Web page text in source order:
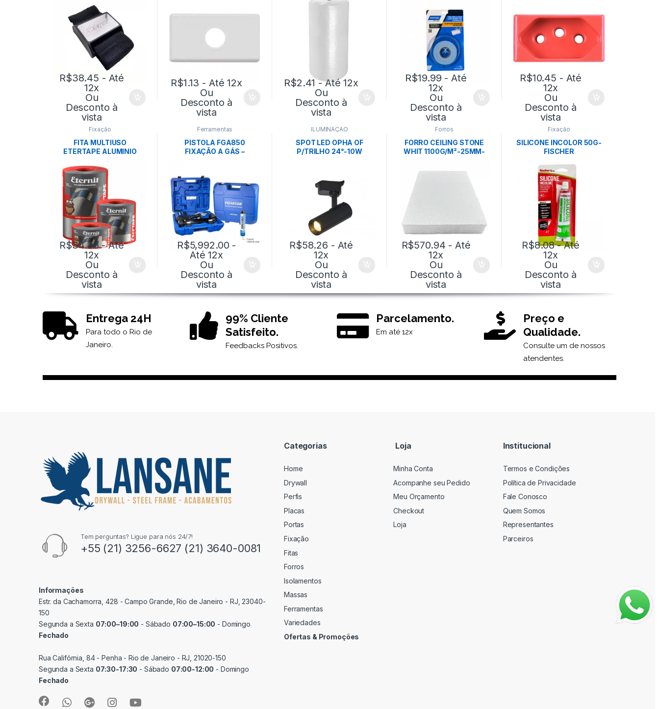
R$38.45 - Até
12x
Ou
Desconto à
vista
R$1.13 - Até 12x
Ou
Desconto à
vista
R$2.41- Até 12x
Ou
Desconto à
vista
R$19.99 - Até
12x
Ou
Desconto à
vista
R$10.45 - Até
12x
Ou
Desconto à
vista
Fixação
FITA MULTIUSO
ETERTAPE ALUMINIO
ETERNIT
R$34.36- Até
12x
Ou
Desconto à
vista
Ferramentas
PISTOLA FGA850
FIXAÇÃO A GÁS –
R$5,992.00 -
Até 12x
Ou
Desconto à
vista
ILUMINAÇÃO
SPOT LED OPHA OF
P/TRILHO 24°-10W
R$58.26 - Até
12x
Ou
Desconto à
vista
Forros
FORRO CEILING STONE
WHIT 1100G/M²-25MM-
ECOFIBER
R$570.94 - Até
12x
Ou
Desconto à
vista
Fixação
SILICONE INCOLOR 50G-
FISCHER
R$8.08- Até
12x
Ou
Desconto à
vista
Entrega 24H
Para todo o Rio de
Janeiro.
99% Cliente
Satisfeito.
Feedbacks Positivos.
Parcelamento.
Em até 12x
Preço e
Qualidade.
Consulte um de nossos
atendentes.
Tem perguntas? Ligue para nós 24/7!
+55 (21) 3256-6627 (21) 3640-0081
Informações
Estr. da Cachamorra, 428 - Campo Grande, Rio de Janeiro - RJ, 23040-
150
Segunda a Sexta 07:00–19:00 - Sábado 07:00–15:00 - Domingo
Fechado
Rua Califórnia, 84 - Penha - Rio de Janeiro - RJ, 21020-150
Segunda a Sexta 07:30-17:30 - Sábado 07:00-12:00 - Domingo
Fechado
Categorias
Home
Drywall
Perfis
Placas
Portas
Fixação
Fitas
Forros
Isolamentos
Massas
Ferramentas
Variedades
Ofertas & Promoções
Loja
Minha Conta
Acompanhe seu Pedido
Meu Orçamento
Checkout
Loja
Institucional
Termos e Condições
Política de Privacidade
Fale Conosco
Quem Somos
Representantes
Parceiros